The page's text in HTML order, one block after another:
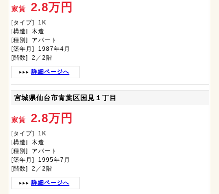
家賃 2.8万円
[タイプ] 1K
[構造] 木造
[種別] アパート
[築年月] 1987年4月
[階数] 2／2階
詳細ページへ
宮城県仙台市青葉区国見１丁目
家賃 2.8万円
[タイプ] 1K
[構造] 木造
[種別] アパート
[築年月] 1995年7月
[階数] 2／2階
詳細ページへ